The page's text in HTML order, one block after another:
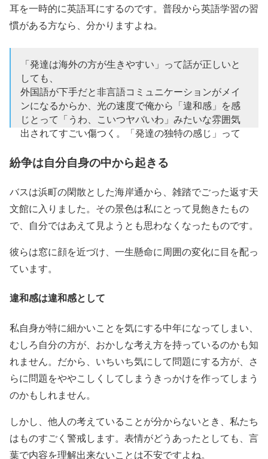
耳を一時的に英語耳にするのです。普段から英語学習の習
慣がある方なら、分かりますよね。
「発達は海外の方が生きやすい」って話が正しいと
しても、
外国語が下手だと非言語コミュニケーションがメイ
ンになるからか、光の速度で俺から「違和感」を感
じとって「うわ、こいつヤバいわ」みたいな雰囲気
出されてすごい傷つく。「発達の独特の感じ」って
— CB (@CBydbbmpg)February 20, 2019
紛争は自分自身の中から起きる
バスは浜町の閑散とした海岸通から、雑踏でごった返す天
文館に入りました。その景色は私にとって見飽きたもの
で、自分ではあえて見ようとも思わなくなったものです。
彼らは窓に顔を近づけ、一生懸命に周囲の変化に目を配っ
ています。
違和感は違和感として
私自身が特に細かいことを気にする中年になってしまい、
むしろ自分の方が、おかしな考え方を持っているのかも知
れません。だから、いちいち気にして問題にする方が、さ
らに問題をややこしくしてしまうきっかけを作ってしまう
のかもしれません。
しかし、他人の考えていることが分からないとき、私たち
はものすごく警戒します。表情がどうあったとしても、言
葉で内容を理解出来ないことは不安ですよね。